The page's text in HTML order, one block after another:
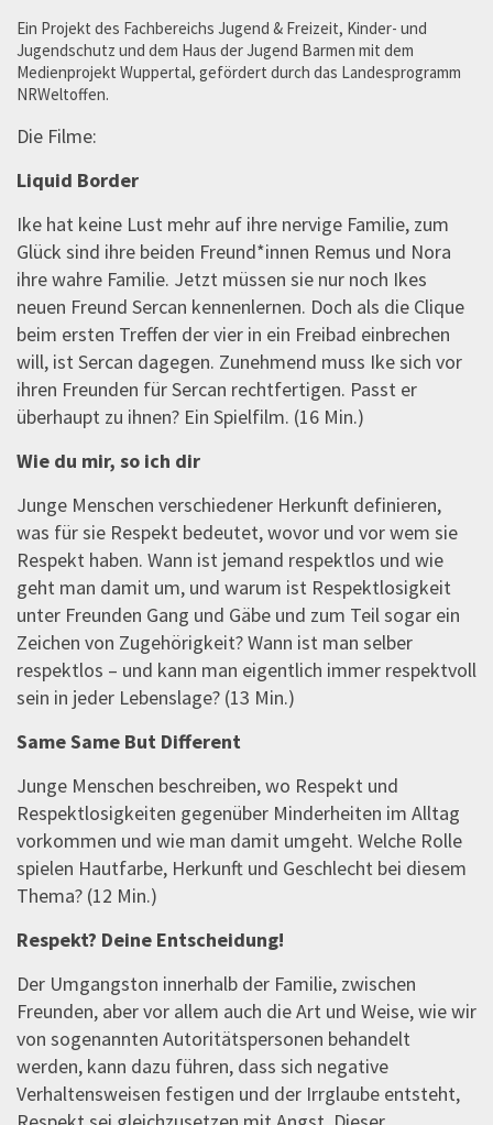
Ein Projekt des Fachbereichs Jugend & Freizeit, Kinder- und
Jugendschutz und dem Haus der Jugend Barmen mit dem
Medienprojekt Wuppertal, gefördert durch das Landesprogramm
NRWeltoffen.
Die Filme:
Liquid Border
Ike hat keine Lust mehr auf ihre nervige Familie, zum
Glück sind ihre beiden Freund*innen Remus und Nora
ihre wahre Familie. Jetzt müssen sie nur noch Ikes
neuen Freund Sercan kennenlernen. Doch als die Clique
beim ersten Treffen der vier in ein Freibad einbrechen
will, ist Sercan dagegen. Zunehmend muss Ike sich vor
ihren Freunden für Sercan rechtfertigen. Passt er
überhaupt zu ihnen? Ein Spielfilm. (16 Min.)
Wie du mir, so ich dir
Junge Menschen verschiedener Herkunft definieren,
was für sie Respekt bedeutet, wovor und vor wem sie
Respekt haben. Wann ist jemand respektlos und wie
geht man damit um, und warum ist Respektlosigkeit
unter Freunden Gang und Gäbe und zum Teil sogar ein
Zeichen von Zugehörigkeit? Wann ist man selber
respektlos – und kann man eigentlich immer respektvoll
sein in jeder Lebenslage? (13 Min.)
Same Same But Different
Junge Menschen beschreiben, wo Respekt und
Respektlosigkeiten gegenüber Minderheiten im Alltag
vorkommen und wie man damit umgeht. Welche Rolle
spielen Hautfarbe, Herkunft und Geschlecht bei diesem
Thema? (12 Min.)
Respekt? Deine Entscheidung!
Der Umgangston innerhalb der Familie, zwischen
Freunden, aber vor allem auch die Art und Weise, wie wir
von sogenannten Autoritätspersonen behandelt
werden, kann dazu führen, dass sich negative
Verhaltensweisen festigen und der Irrglaube entsteht,